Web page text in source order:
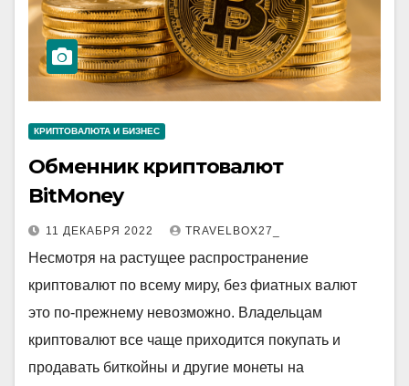
КРИПТОВАЛЮТА И БИЗНЕС
Обменник криптовалют
BitMoney
11 ДЕКАБРЯ 2022 TRAVELBOX27_
Несмотря на растущее распространение
криптовалют по всему миру, без фиатных валют
это по-прежнему невозможно. Владельцам
криптовалют все чаще приходится покупать и
продавать биткойны и другие монеты на